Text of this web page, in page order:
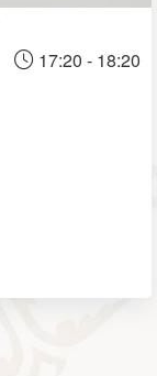
17:20 - 18:20